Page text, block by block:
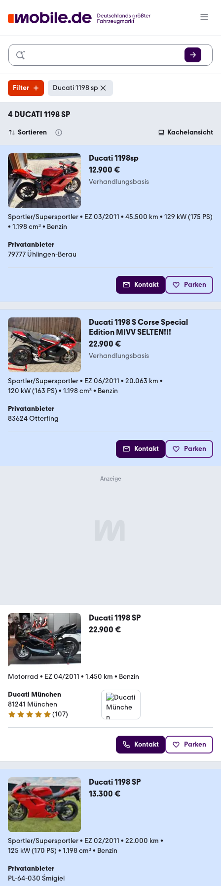
Filter Ducati 1198 sp
4 DUCATI 1198 SP
Sortieren Kachelansicht
Ducati 1198sp
12.900 €
Verhandlungsbasis
Sportler/Supersportler• EZ 03/2011 • 45.500 km • 129 kW (175 PS)
• 1.198 cm³• Benzin
Privatanbieter
79777 Ühlingen-Berau
Kontakt Parken
Ducati 1198 S Corse Special
Edition MIVV SELTEN!!!
22.900 €
Verhandlungsbasis
Sportler/Supersportler• EZ 06/2011 • 20.063 km •
120 kW (163 PS) • 1.198 cm³• Benzin
Privatanbieter
83624 Otterfing
Kontakt Parken
Ducati 1198 SP
22.900 €
Motorrad • EZ 04/2011 • 1.450 km • Benzin
Ducati München
81241 München
5 Sterne
(107)
Kontakt Parken
Ducati 1198 SP
13.300 €
Sportler/Supersportler• EZ 02/2011 • 22.000 km •
125 kW (170 PS) • 1.198 cm³• Benzin
Privatanbieter
PL-64-030 Śmigiel